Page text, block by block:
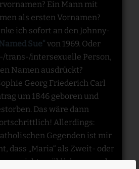
Ein Mann mit
als ersten Vornamen?
ich sofort an den Johnny-
Sue“ von 1969. Oder
trans-/intersexuelle Person,
Namen ausdrückt?
Georg Friederich Carl
um 1846 geboren und
Das wäre dann
Allerdings:
Gegenden ist mir
dass „Maria“ als Zweit- oder
nicht unüblich war und